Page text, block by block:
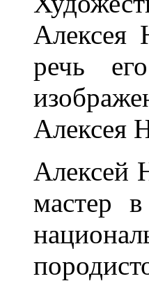
Алексея
речь
Алексея
Алексей
мастер